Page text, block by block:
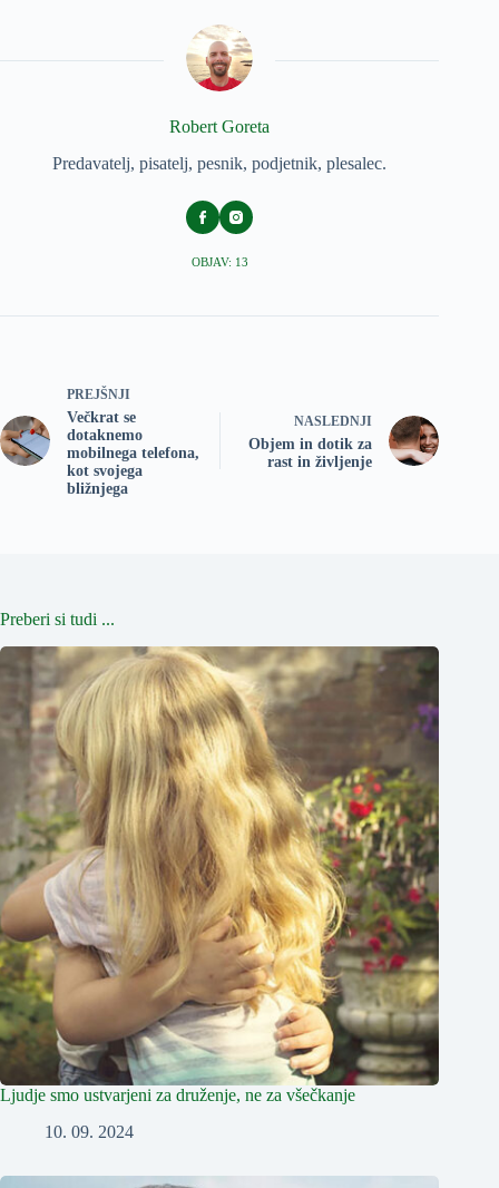
Robert Goreta
Predavatelj, pisatelj, pesnik, podjetnik, plesalec.
OBJAV: 13
PREJŠNJI
Večkrat se
dotaknemo
mobilnega telefona,
kot svojega
bližnjega
NASLEDNJI
Objem in dotik za
rast in življenje
Preberi si tudi ...
Ljudje smo ustvarjeni za druženje, ne za všečkanje
10. 09. 2024